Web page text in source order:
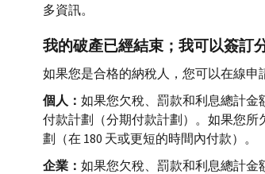
多資訊。
我的破產已經結束；我可以簽訂
如果您是合格的納稅人，您可以在線申
個人： 如果您欠稅、罰款和利息總計金
付款計劃（分期付款計劃）。如果您所
劃（在 180 天或更短的時間內付款）。
企業： 如果您欠稅、罰款和利息總計金